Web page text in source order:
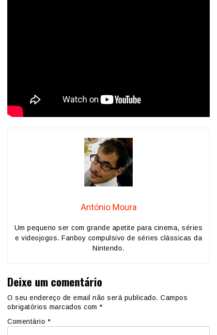
António Moura
Um pequeno ser com grande apetite para cinema, séries
e videojogos. Fanboy compulsivo de séries clássicas da
Nintendo.
Deixe um comentário
O seu endereço de email não será publicado. Campos
obrigatórios marcados com *
Comentário *